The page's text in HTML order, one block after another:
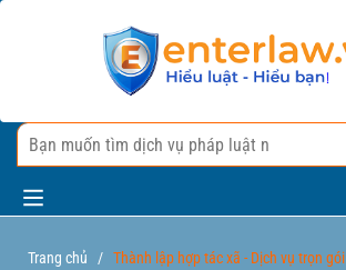
Trang chủ / Thành lập hợp tác xã - Dịch vụ trọn gói